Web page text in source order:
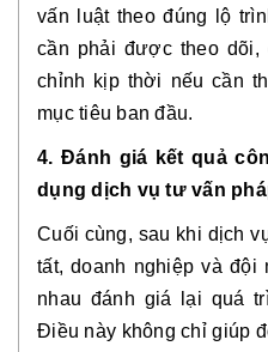
vấn luật theo đúng lộ
cần phải được theo
chỉnh kịp thời nếu cần
mục tiêu ban đầu.
4. Đánh giá kết quả
dụng dịch vụ tư vấn
Cuối cùng, sau khi dịch
tất, doanh nghiệp và đội
nhau đánh giá lại quá
Điều này không chỉ giúp